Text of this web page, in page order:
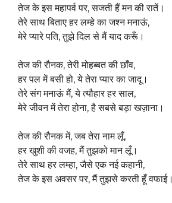
तेज के इस महापर्व पर, सजती हैं मन की रातें।
तेरे साथ बिताए हर लम्हे का जश्न मनाऊं,
मेरे प्यारे पति, तुझे दिल से मैं याद करूँ।
तेज की रौनक, तेरी मोहब्बत की छाँव,
हर पल में बसी हो, ये तेरा प्यार का जादू।
तेरे संग मनाऊं मैं, ये त्यौहार हर साल,
मेरे जीवन में तेरा होना, है सबसे बड़ा खज़ाना।
तेज की रौनक में, जब तेरा नाम लूँ,
हर खुशी की वजह, मैं तुझको मान लूँ।
तेरे साथ हर लम्हा, जैसे एक नई कहानी,
तेज के इस अवसर पर, मैं तुझसे करती हूँ वफाई।